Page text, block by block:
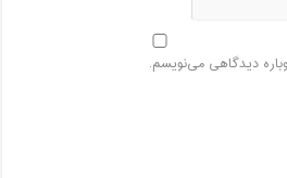
دیدگاهی می‌نویسم.